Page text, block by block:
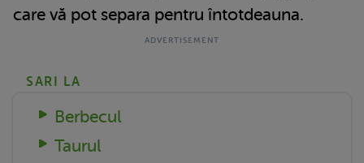
care vă pot separa pentru întotdeauna.
SARI LA
Berbecul
Taurul